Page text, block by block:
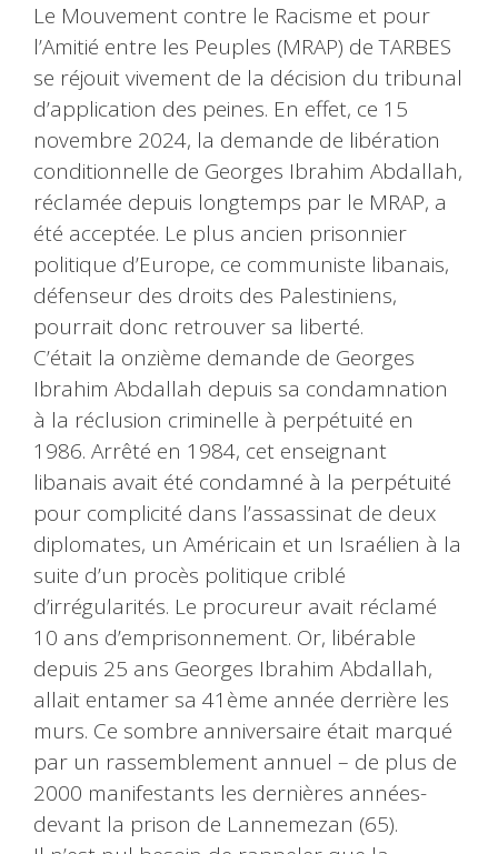
Le Mouvement contre le Racisme et pour
l’Amitié entre les Peuples (MRAP) de TARBES
se réjouit vivement de la décision du tribunal
d’application des peines. En effet, ce 15
novembre 2024, la demande de libération
conditionnelle de Georges Ibrahim Abdallah,
réclamée depuis longtemps par le MRAP, a
été acceptée. Le plus ancien prisonnier
politique d’Europe, ce communiste libanais,
défenseur des droits des Palestiniens,
pourrait donc retrouver sa liberté.
C’était la onzième demande de Georges
Ibrahim Abdallah depuis sa condamnation
à la réclusion criminelle à perpétuité en
1986. Arrêté en 1984, cet enseignant
libanais avait été condamné à la perpétuité
pour complicité dans l’assassinat de deux
diplomates, un Américain et un Israélien à la
suite d’un procès politique criblé
d’irrégularités. Le procureur avait réclamé
10 ans d’emprisonnement. Or, libérable
depuis 25 ans Georges Ibrahim Abdallah,
allait entamer sa 41ème année derrière les
murs. Ce sombre anniversaire était marqué
par un rassemblement annuel – de plus de
2000 manifestants les dernières années-
devant la prison de Lannemezan (65).